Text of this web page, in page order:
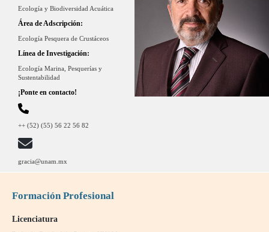
Ecología y Biodiversidad Acuática
Área de Adscripción:
Ecología Pesquera de Crustáceos
Línea de Investigación:
Ecología Marina, Pesquerías y
Sustentabilidad
¡Ponte en contacto!
++ (52) (55) 56 22 56 82
gracia@unam.mx
Formación Profesional
Licenciatura